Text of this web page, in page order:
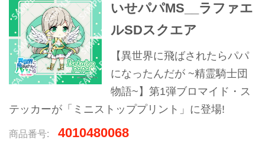
いせパパMS__ラファエ
ルSDスクエア
【異世界に飛ばされたらパパ
になったんだが ~精霊騎士団
物語~】第1弾ブロマイド・ス
テッカーが「ミニストッププリント」に登場!
商品番号: 4010480068